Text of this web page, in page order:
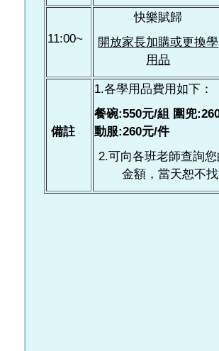
11:00~
快樂賦歸
開放家長加購或更換學
用品
備註
1.各學用品費用如下：
餐碗:550元/組 圍兜
動服:260元/件
2.可向各班老師查詢
金額，當天恕不找